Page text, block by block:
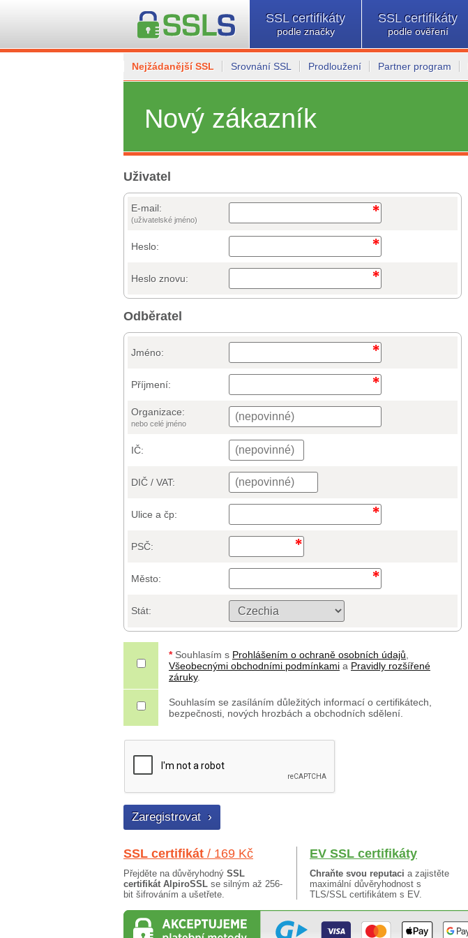
SSL certifikáty
podle značky
SSL certifikáty
podle ověření
Nejžádanější SSL Srovnání SSL Prodloužení Partner program
Nový zákazník
Uživatel
E-mail:
(uživatelské jméno)
Heslo:
Heslo znovu:
Odběratel
Jméno:
Příjmení:
Organizace:
nebo celé jméno
IČ:
DIČ / VAT:
Ulice a čp:
PSČ:
Město:
Stát:
* Souhlasím s Prohlášením o ochraně osobních údajů
Všeobecnými obchodními podmínkami a Pravidly rozšířené
záruky.
Souhlasím se zasíláním důležitých informací o certifikátech,
bezpečnosti, nových hrozbách a obchodních sdělení.
SSL certifikát / 169 Kč
Přejděte na důvěryhodný SSL
certifikát AlpiroSSL se silným až 256-
bit šifrováním a ušetřete.
EV SSL certifikáty
Chraňte svou reputaci a zajistěte
maximální důvěryhodnost s
TLS/SSL certifikátem s EV.